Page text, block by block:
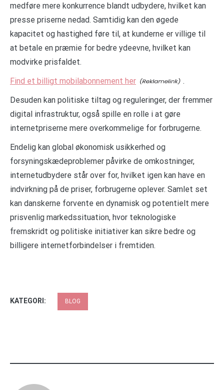
medføre mere konkurrence blandt udbydere, hvilket kan
presse priserne nedad. Samtidig kan den øgede
kapacitet og hastighed føre til, at kunderne er villige til
at betale en præmie for bedre ydeevne, hvilket kan
modvirke prisfaldet.
Find et billigt mobilabonnement her
.
Desuden kan politiske tiltag og reguleringer, der fremmer
digital infrastruktur, også spille en rolle i at gøre
internetpriserne mere overkommelige for forbrugerne.
Endelig kan global økonomisk usikkerhed og
forsyningskædeproblemer påvirke de omkostninger,
internetudbydere står over for, hvilket igen kan have en
indvirkning på de priser, forbrugerne oplever. Samlet set
kan danskerne forvente en dynamisk og potentielt mere
prisvenlig markedssituation, hvor teknologiske
fremskridt og politiske initiativer kan sikre bedre og
billigere internetforbindelser i fremtiden.
KATEGORI: BLOG